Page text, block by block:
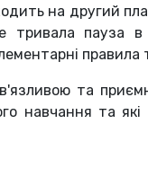
на другий
тривала пауза в
правила
та
навчання та